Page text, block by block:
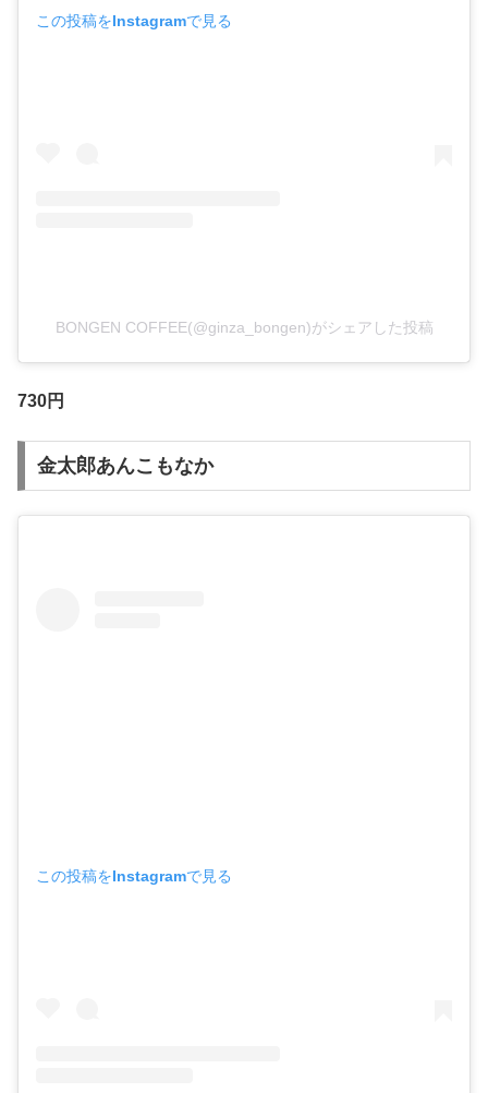
この投稿をInstagramで見る
BONGEN COFFEE(@ginza_bongen)がシェアした投稿
730円
金太郎あんこもなか
この投稿をInstagramで見る